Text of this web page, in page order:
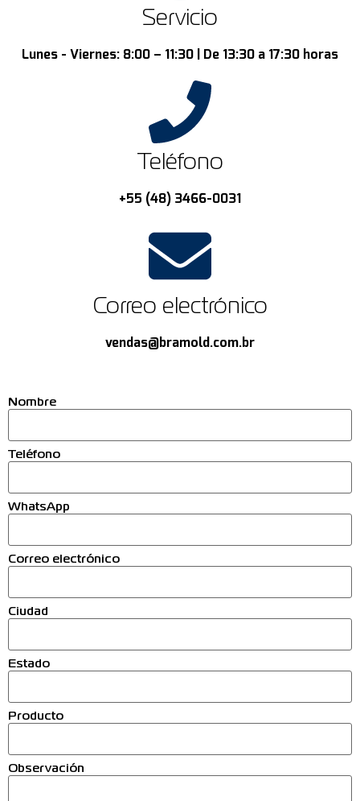
Servicio
Lunes - Viernes: 8:00 – 11:30 | De 13:30 a 17:30 horas
Teléfono
+55 (48) 3466-0031
Correo electrónico
vendas@bramold.com.br
Nombre
Teléfono
WhatsApp
Correo electrónico
Ciudad
Estado
Producto
Observación